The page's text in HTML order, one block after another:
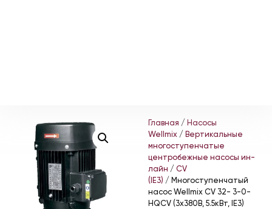
Главная / Насосы
Wellmix / Вертикальные
многоступенчатые
центробежные насосы ин-
лайн / CV
(IE3) / Многоступенчатый
насос Wellmix CV 32- 3-0-
HQCV (3х380В, 5.5кВт, IE3)